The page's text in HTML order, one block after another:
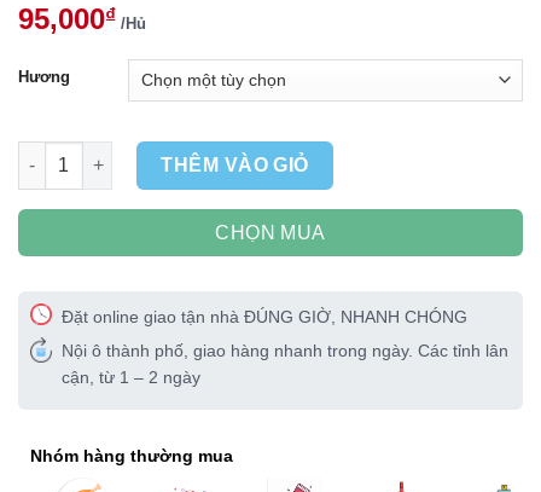
95,000₫ /Hủ
Hương
Bột Trắng Răng FITO COSMETICS số lượng
THÊM VÀO GIỎ
CHỌN MUA
Đặt online giao tận nhà ĐÚNG GIỜ, NHANH CHÓNG
Nội ô thành phố, giao hàng nhanh trong ngày. Các tỉnh lân
cận, từ 1 – 2 ngày
Nhóm hàng thường mua